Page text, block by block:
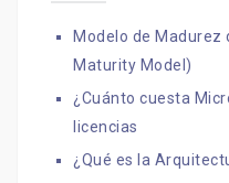
Modelo de Madurez
Maturity Model)
¿Cuánto cuesta
licencias
¿Qué es la